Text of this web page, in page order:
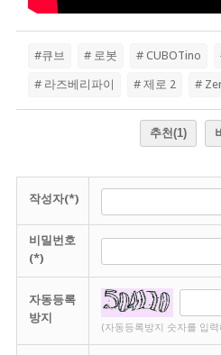
#큐브 # 로봇 # CUBOTino
# 라즈베리파이 # 제로 2 #
추천(1)
작성자(*)
비밀번호
(*)
자동등록
방지
(자동등록방지 숫자를 입